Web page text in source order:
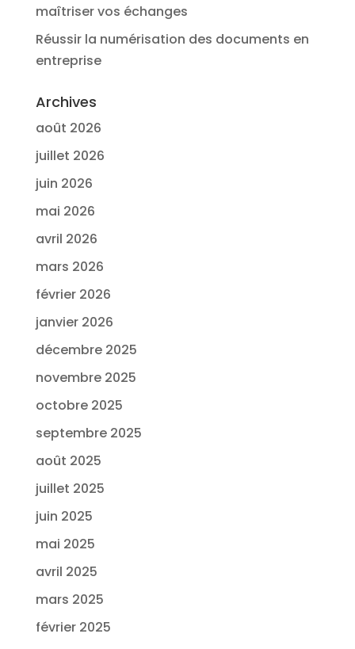
maîtriser vos échanges
Réussir la numérisation des documents en
entreprise
Archives
août 2026
juillet 2026
juin 2026
mai 2026
avril 2026
mars 2026
février 2026
janvier 2026
décembre 2025
novembre 2025
octobre 2025
septembre 2025
août 2025
juillet 2025
juin 2025
mai 2025
avril 2025
mars 2025
février 2025